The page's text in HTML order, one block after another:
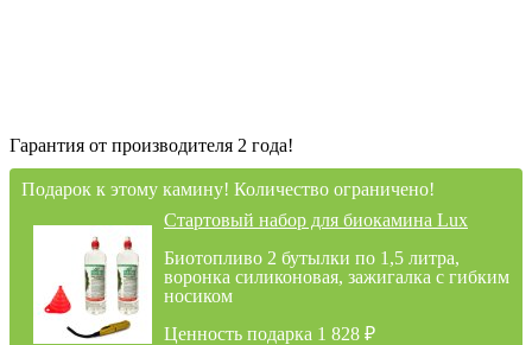
Гарантия от производителя 2 года!
Подарок к этому камину! Количество ограничено!
Стартовый набор для биокамина Lux
Биотопливо 2 бутылки по 1,5 литра,
воронка силиконовая, зажигалка с гибким
носиком
Ценность подарка 1 828 ₽